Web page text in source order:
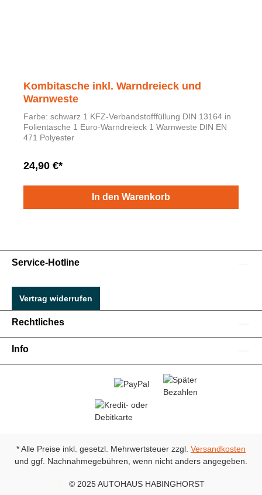
Kombitasche inkl. Warndreieck und
Warnweste
Farbe: schwarz 1 KFZ-Verbandstofffüllung DIN 13164 in
Folientasche 1 Euro-Warndreieck 1 Warnweste DIN EN
471 Polyester
24,90 €*
In den Warenkorb
Service-Hotline
Vertrag widerrufen
Rechtliches
Info
* Alle Preise inkl. gesetzl. Mehrwertsteuer zzgl. Versandkosten
und ggf. Nachnahmegebühren, wenn nicht anders angegeben.
© 2025 AUTOHAUS HABINGHORST